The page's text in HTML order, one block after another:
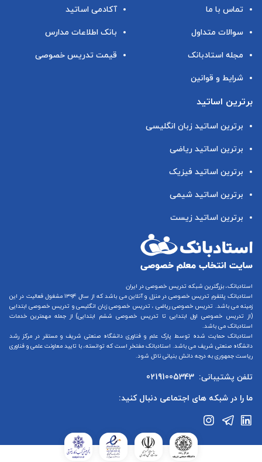
تماس با ما
سوالات متداول
مجله استادبانک
شرایط و قوانین
آکادمی اساتید
بانک اطلاعات مدارس
قیمت تدریس خصوصی
برترین اساتید
برترین اساتید زبان انگلیسی
برترین اساتید ریاضی
برترین اساتید فیزیک
برترین اساتید شیمی
برترین اساتید زیست
استادبانک، بزرگترین شبکه تدریس خصوصی در ایران
استادبانک پلتفرم تدریس خصوصی در منزل و آنلاین
می باشد که از سال ۱۳۹۴ مشغول فعالیت در این
زمینه می باشد. تدریس خصوصی ریاضی ، تدریس خصوصی زبان انگلیسیو تدریس خصوصی ابتدایی
(از تدریس خصوصی اول ابتدایی تا تدریس خصوصی ششم ابتدایی) از جمله مهمترین خدمات
استادبانک می باشد.
استادبانک حمایت شده توسط پارک علم و فناوری دانشگاه صنعتی شریف و مستقر در مرکز رشد
دانشگاه صنعتی شریف می باشد. استادبانک مفتخر است که توانسته، با تایید معاونت علمی و فناوری
ریاست جمهوری به درجه دانش بنیانی نائل شود.
تلفن پشتیبانی: 02191005343
ما را در شبکه های اجتماعی دنبال کنید: